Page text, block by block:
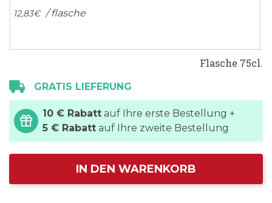
12,83€ / flasche
Flasche 75cl.
GRATIS LIEFERUNG
10 € Rabatt auf Ihre erste Bestellung +
5 € Rabatt auf Ihre zweite Bestellung
IN DEN WARENKORB